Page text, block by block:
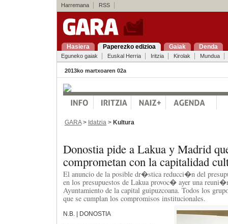
Harremana RSS
Hasiera Paperezko edizioa Gaiak Denda
Eguneko gaiak Euskal Herria Iritzia Kirolak Mundua
2013ko martxoaren 02a
GARA> Idatzia > Kultura
Donostia pide a Lakua y Madrid
comprometan con la capitalidad
El anuncio de la posible dr�stica reducci�n del
en los presupuestos de Lakua provoc� ayer una
Ayuntamiento de la capital guipuzcoana. Todos los
que se cumplan los compromisos institucionales.
N.B. | DONOSTIA